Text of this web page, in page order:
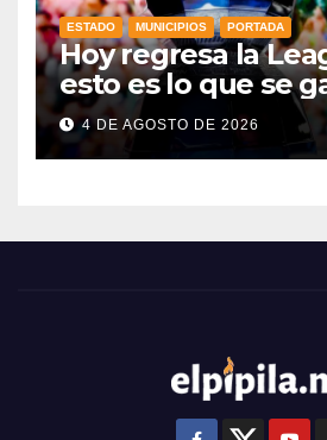
ESTADO MUNICIPIOS PORTADA
Hoy regresa la
esto es lo que se
esta edición
4 DE AGOSTO DE 2026